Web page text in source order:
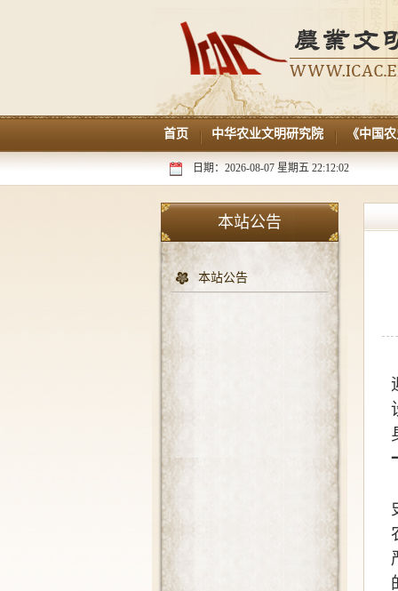
首页 中华农业文明研究院 《中国
日期：2026-08-07 星期五 22:12:02
本站公告
本站公告